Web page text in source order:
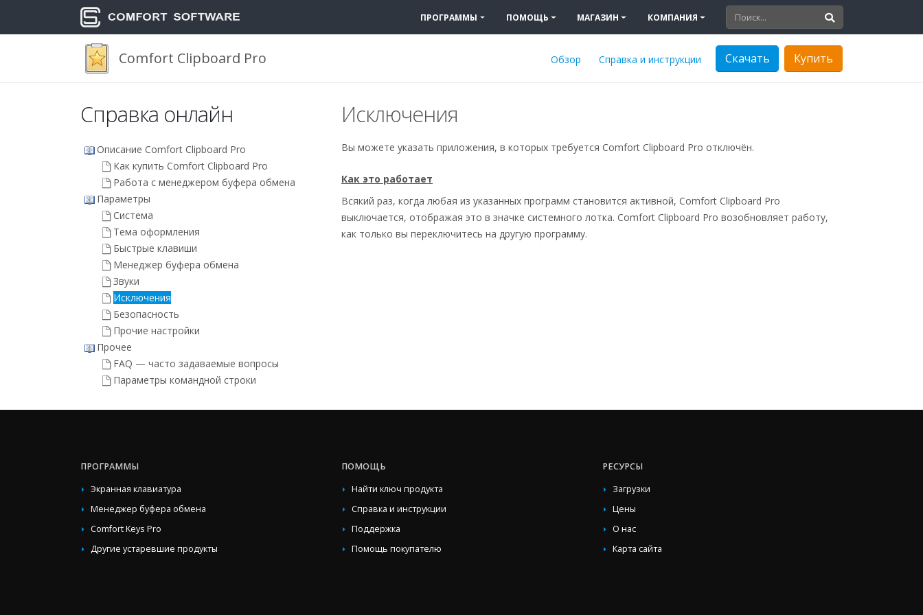
ПРОГРАММЫ ПОМОЩЬ МАГАЗИН КОМПАНИЯ
Comfort Clipboard Pro Обзор Справка и инструкции Скачать Купить
Справка онлайн
Описание Comfort Clipboard Pro
Как купить Comfort Clipboard Pro
Работа с менеджером буфера обмена
Параметры
Система
Тема оформления
Быстрые клавиши
Менеджер буфера обмена
Звуки
Исключения
Безопасность
Прочие настройки
Прочее
FAQ — часто задаваемые вопросы
Параметры командной строки
Исключения
Вы можете указать приложения, в которых требуется Comfort Clipboard Pro отключён.
Как это работает
Всякий раз, когда любая из указанных программ становится активной, Comfort Clipboard Pro
выключается, отображая это в значке системного лотка. Comfort Clipboard Pro возобновляет работу,
как только вы переключитесь на другую программу.
ПРОГРАММЫ
Экранная клавиатура
Менеджер буфера обмена
Comfort Keys Pro
Другие устаревшие продукты
ПОМОЩЬ
Найти ключ продукта
Справка и инструкции
Поддержка
Помощь покупателю
РЕСУРСЫ
Загрузки
Цены
О нас
Карта сайта